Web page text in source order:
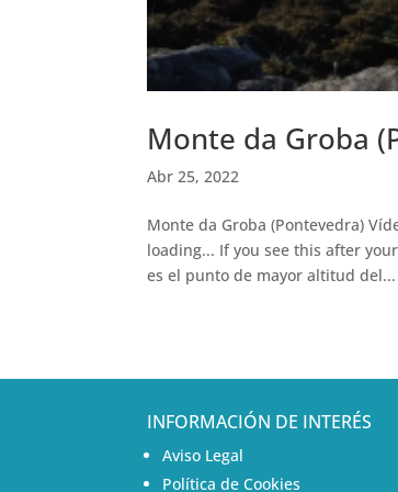
Monte da Groba
Abr 25, 2022
Monte da Groba (Pontevedra)
loading... If you see this after
es el punto de mayor altitud del...
INFORMACIÓN DE INTERÉS
Aviso Legal
Política de Cookies